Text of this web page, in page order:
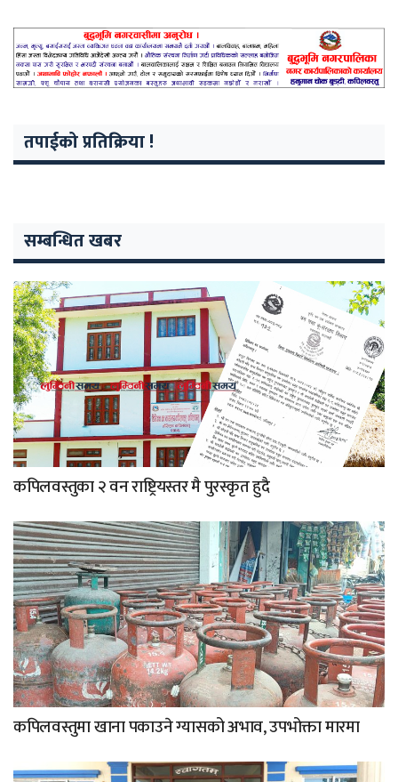
तपाईको प्रतिक्रिया !
सम्बन्धित खबर
कपिलवस्तुका २ वन राष्ट्रियस्तर मै पुरस्कृत हुदै
कपिलवस्तुमा खाना पकाउने ग्यासको अभाव, उपभोक्ता मारमा